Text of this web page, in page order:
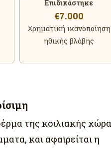
Επιδικάστηκε
€7.000
Χρηματική ικανοποίηση
ηθικής βλάβης
της κοιλιακής
και αφαιρείται η